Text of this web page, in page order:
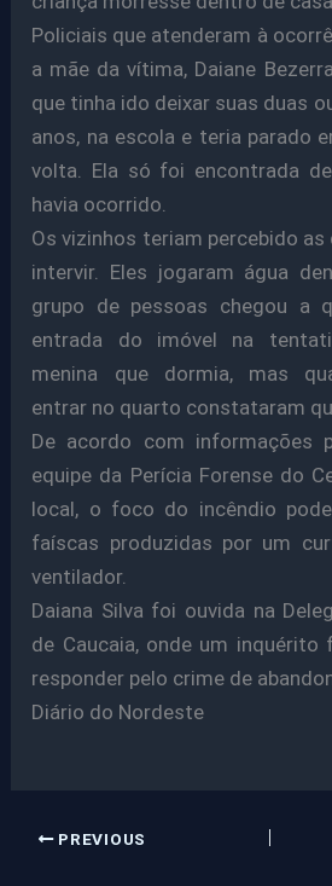
Policiais que atenderam à
a mãe da vítima, Daiane
que tinha ido deixar suas duas
anos, na escola e teria parado
volta. Ela só foi encontrada
havia ocorrido.
Os vizinhos teriam percebido
intervir. Eles jogaram água
grupo de pessoas chegou a
entrada do imóvel na
menina que dormia, mas
entrar no quarto constataram
De acordo com informações
equipe da Perícia Forense do
local, o foco do incêndio
faíscas produzidas por um
ventilador.
Daiana Silva foi ouvida na
de Caucaia, onde um inquérito
responder pelo crime de
Diário do Nordeste
PREVIOUS